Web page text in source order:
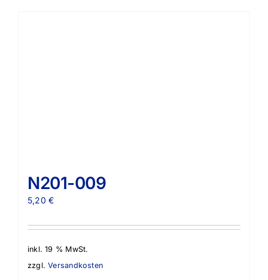
N201-009
5,20€
inkl. 19 % MwSt.
zzgl.Versandkosten